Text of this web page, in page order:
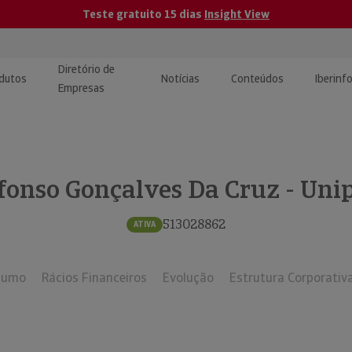
Teste gratuito 15 dias Insight View
e Monitorização de
Diretório de
Empresas
Notícias Conteúdos
| Estudos e
Gonçalves Da Cruz -
ATIVA 513028862
Rácios Financeiros Evolução Estrutura Corporativa